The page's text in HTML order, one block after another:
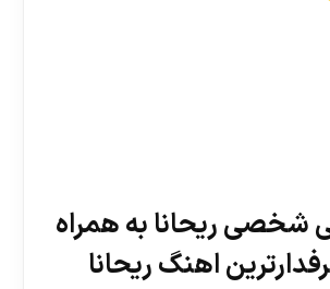
شخصی ریحانا به همراه
اهنگ ریحانا